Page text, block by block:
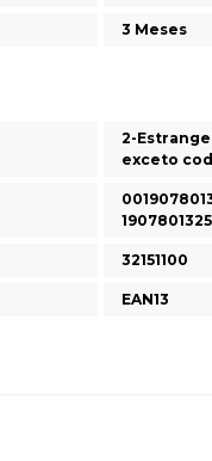
3 Meses
2-
exceto
32151100
EAN13